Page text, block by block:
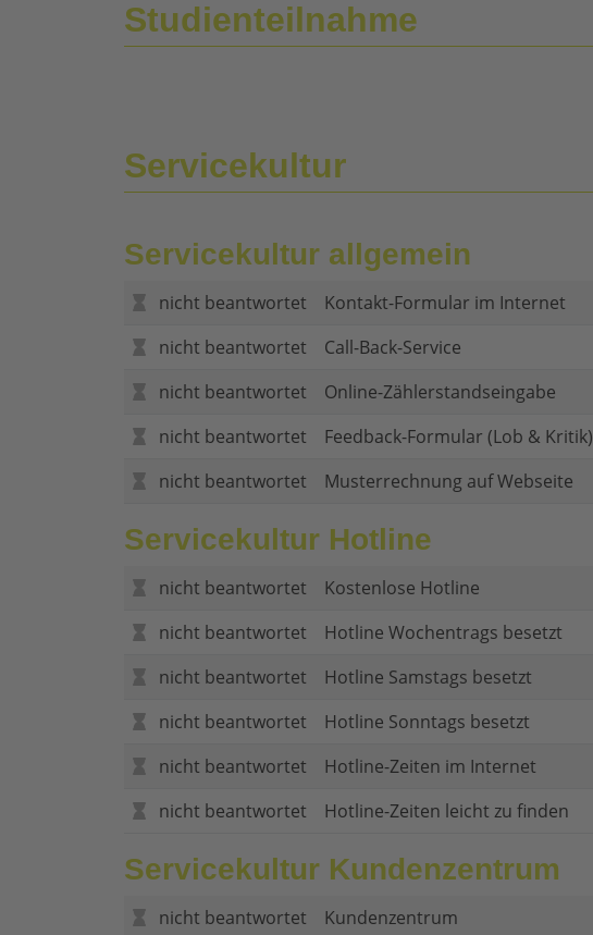
Studienteilnahme
Servicekultur
Servicekultur allgemein
nicht beantwortet
Kontakt-Formular im Internet
nicht beantwortet
Call-Back-Service
nicht beantwortet
Online-Zählerstandseingabe
nicht beantwortet
Feedback-Formular (Lob & Kritik)
nicht beantwortet
Musterrechnung auf Webseite
Servicekultur Hotline
nicht beantwortet
Kostenlose Hotline
nicht beantwortet
Hotline Wochentrags besetzt
nicht beantwortet
Hotline Samstags besetzt
nicht beantwortet
Hotline Sonntags besetzt
nicht beantwortet
Hotline-Zeiten im Internet
nicht beantwortet
Hotline-Zeiten leicht zu finden
Servicekultur Kundenzentrum
nicht beantwortet
Kundenzentrum